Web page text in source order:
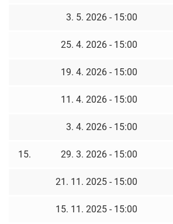
3. 5. 2026 - 15:00
25. 4. 2026 - 15:00
19. 4. 2026 - 15:00
11. 4. 2026 - 15:00
3. 4. 2026 - 15:00
15. 29. 3. 2026 - 15:00
21. 11. 2025 - 15:00
15. 11. 2025 - 15:00